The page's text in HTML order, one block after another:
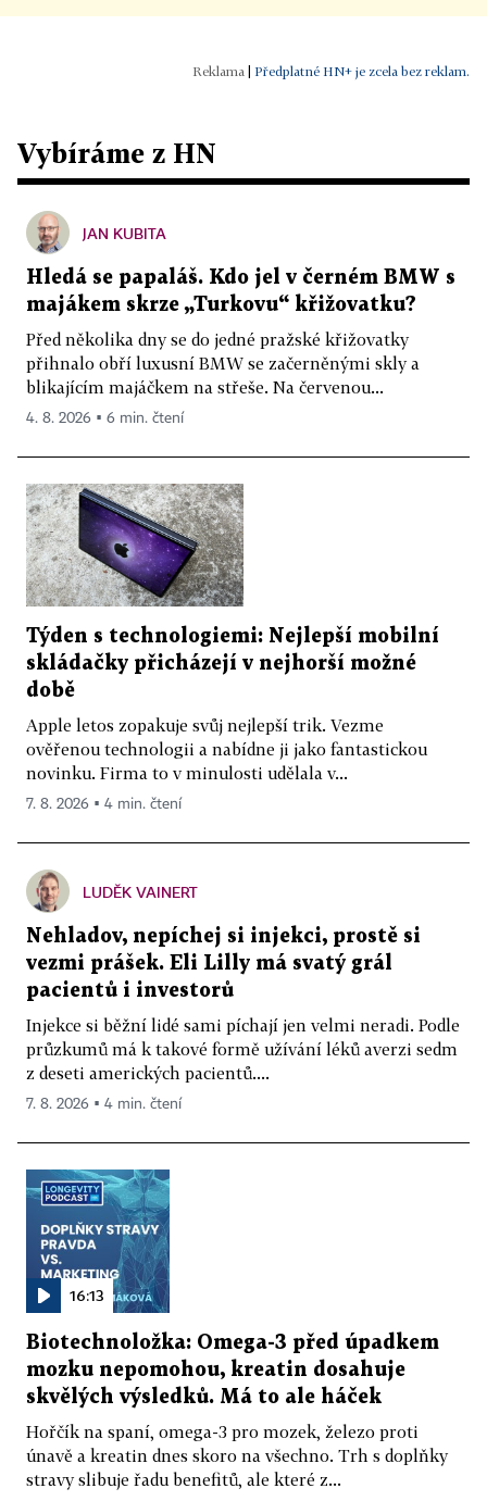
Předplatné HN+ je zcela bez reklam.
Vybíráme z HN
JAN KUBITA
Hledá se papaláš. Kdo jel v černém BMW s
majákem skrze „Turkovu“ křižovatku?
Před několika dny se do jedné pražské křižovatky
přihnalo obří luxusní BMW se začerněnými skly a
blikajícím majáčkem na střeše. Na červenou...
4. 8. 2026 ▪ 6 min. čtení
Týden s technologiemi: Nejlepší mobilní
skládačky přicházejí v nejhorší možné
době
Apple letos zopakuje svůj nejlepší trik. Vezme
ověřenou technologii a nabídne ji jako fantastickou
novinku. Firma to v minulosti udělala v...
7. 8. 2026 ▪ 4 min. čtení
LUDĚK VAINERT
Nehladov, nepíchej si injekci, prostě si
vezmi prášek. Eli Lilly má svatý grál
pacientů i investorů
Injekce si běžní lidé sami píchají jen velmi neradi. Podle
průzkumů má k takové formě užívání léků averzi sedm
z deseti amerických pacientů....
7. 8. 2026 ▪ 4 min. čtení
16:13
Biotechnoložka: Omega-3 před úpadkem
mozku nepomohou, kreatin dosahuje
skvělých výsledků. Má to ale háček
Hořčík na spaní, omega-3 pro mozek, železo proti
únavě a kreatin dnes skoro na všechno. Trh s doplňky
stravy slibuje řadu benefitů, ale které z...